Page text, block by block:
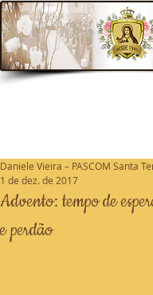
Advento: tempo de
e perdão
Daniele Vieira – PASCOM Santa
1 de dez. de 2017